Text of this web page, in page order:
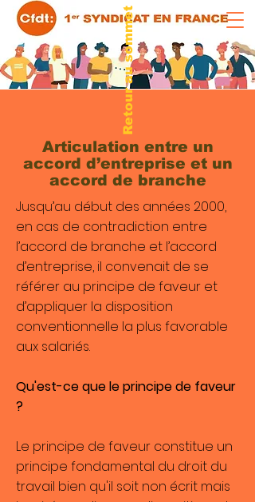
Retour au sommet
Articulation entre un
accord d’entreprise et un
accord de branche
Jusqu’au début des années 2000,
en cas de contradiction entre
l’accord de branche et l’accord
d’entreprise, il convenait de se
référer au principe de faveur et
d’appliquer la disposition
conventionnelle la plus favorable
aux salariés.
Qu'est-ce que le principe de faveur
?
Le principe de faveur constitue un
principe fondamental du droit du
travail bien qu'il soit non écrit mais